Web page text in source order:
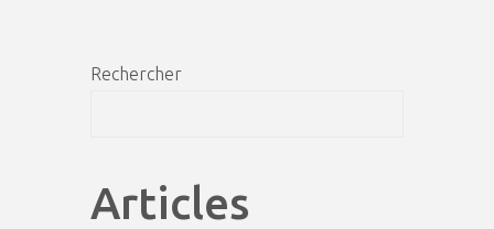
Rechercher
Articles